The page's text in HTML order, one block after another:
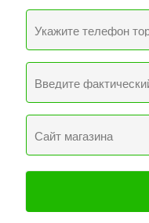
Введите
Сайт магазина